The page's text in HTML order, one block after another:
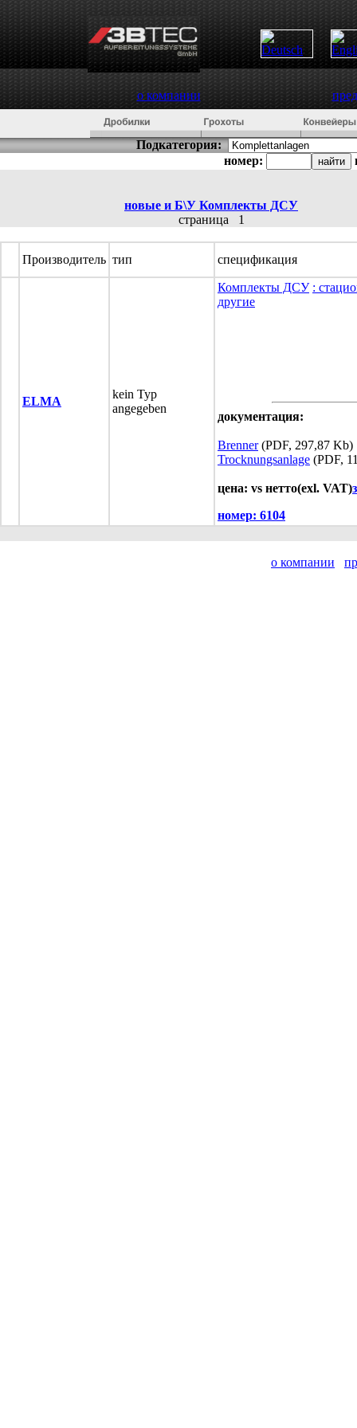
о компании
Подкатегория:
номер:
новые и Б\У Комплекты ДСУ
страница 1
Производитель тип спецификация
ELMA
kein Typ
angegeben
Комплекты ДСУ :
другие
документация:
Brenner(PDF, 297,87 Kb)
Trocknungsanlage (PDF,
цена: vs нетто(exl. VAT)
номер: 6104
о компании